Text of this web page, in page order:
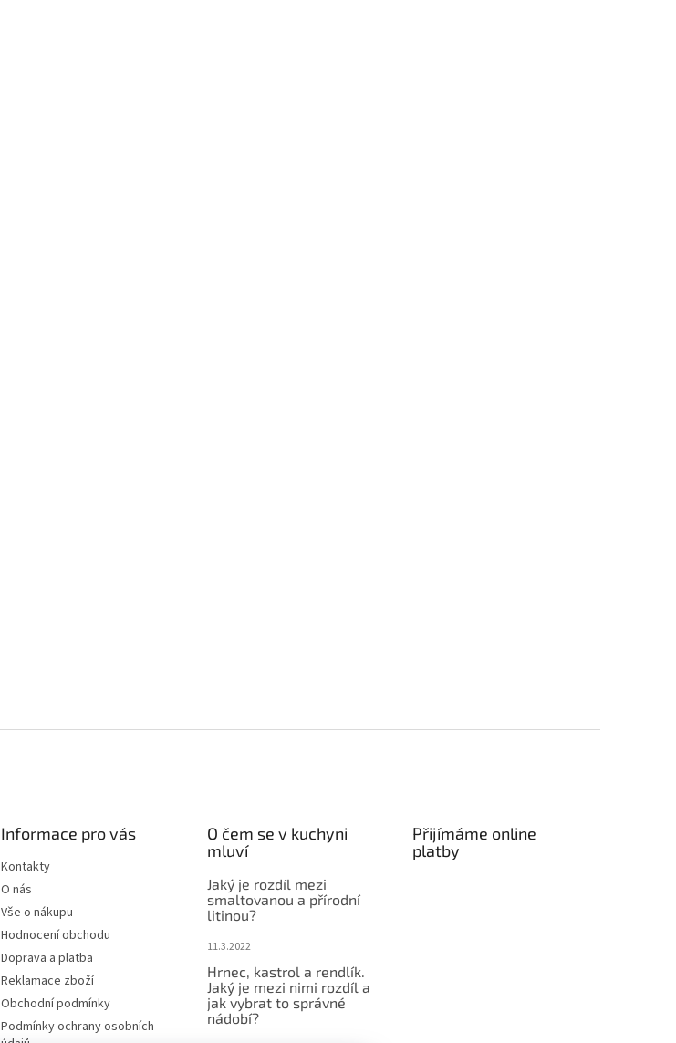
Informace pro vás
Kontakty
O nás
Vše o nákupu
Hodnocení obchodu
Doprava a platba
Reklamace zboží
Obchodní podmínky
Podmínky ochrany osobních
O čem se v kuchyni
mluví
Jaký je rozdíl mezi
smaltovanou a přírodní
litinou?
11.3.2022
Hrnec, kastrol a rendlík.
Jaký je mezi nimi rozdíl a
jak vybrat to správné
nádobí?
Přijímáme online
platby